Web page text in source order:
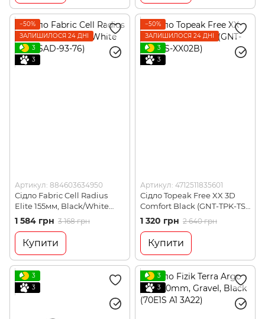
−50%
ЗАЛИШИЛОСЯ 24 ДНІ
3
3
Артикул: 884603634950
Сідло Fabric Cell Radius
Elite 155мм, Black/White
(FBK SAD-93-76)
1 584 грн 3 168 грн
Купити
−50%
ЗАЛИШИЛОСЯ 24 ДНІ
3
3
Артикул: 4712511835601
Сідло Topeak Free XX 3D
Comfort Black (GNT-TPK-TS-
XX02B)
1 320 грн 2 640 грн
Купити
3
3
3
3